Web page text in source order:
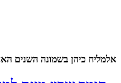
אלמליח כיהן בשמונה השנים